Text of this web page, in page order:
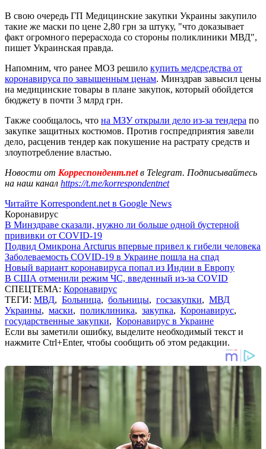
В свою очередь ГП Медицинские закупки Украины закупило
такие же маски по цене 2,80 грн за штуку, "что доказывает
факт огромного перерасхода со стороны поликлиники МВД",
пишет Украинская правда.
Напомним, что ранее МОЗ решило купить медсредства от
коронавируса по завышенным ценам. Минздрав завысил цены
на медицинские товары в плане закупок, который обойдется
бюджету в почти 3 млрд грн.
Также сообщалось, что на МЗУ открыли дело из-за тендера по
закупке защитных костюмов. Против госпредприятия завели
дело, расценив тендер как покушение на растрату средств и
злоупотребление властью.
Новости от Корреспондент.netв Telegram. Подписывайтесь
на наш канал https://t.me/korrespondentnet
Читайте Korrespondent.net в Google News
Коронавирус
В Минздраве сказали, нужно ли больше одной бустерной
прививки от COVID-19
Подвид Омикрона Arcturus впервые привел к гибели человека
Заболеваемость COVID-19 в Украине пошла на спад
Новый вариант коронавируса попал из Индии в Европу
В США отменили режим ЧС, введенный из-за COVID
СПЕЦТЕМА: Коронавирус
ТЕГИ: МВД, Больница, больницы, госзакупки, МВД
Украины, маски, поликлиника, закупка, Коронавирус,
государственные закупки, Коронавирус в Украине
Если вы заметили ошибку, выделите необходимый текст и
нажмите Ctrl+Enter, чтобы сообщить об этом редакции.